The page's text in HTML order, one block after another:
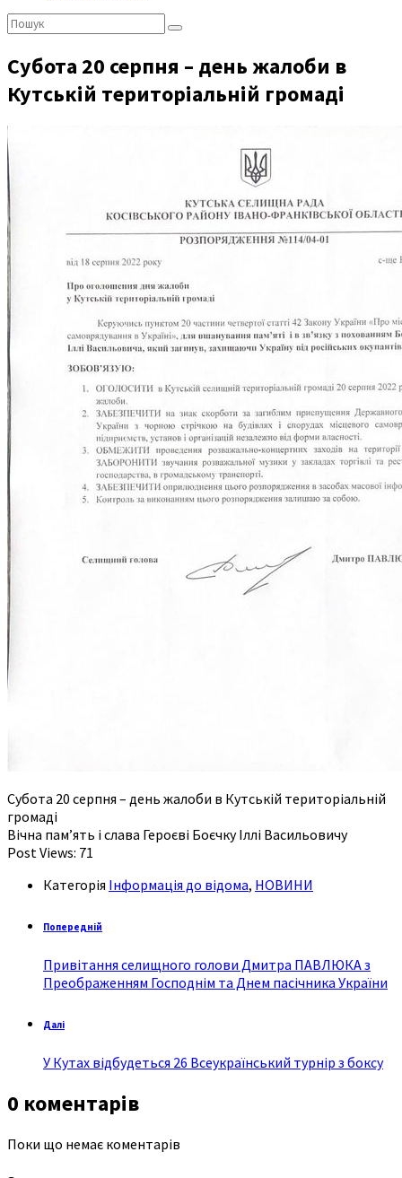
Пошук:
Субота 20 серпня – день жалоби в
Кутській територіальній громаді
Субота 20 серпня – день жалоби в Кутській територіальній
громаді
Вічна пам’ять і слава Героєві Боєчку Іллі Васильовичу
Post Views: 71
Категорія Інформація до відома, НОВИНИ
Попередній
Привітання селищного голови Дмитра ПАВЛЮКА з
Преображенням Господнім та Днем пасічника України
Далі
У Кутах відбудеться 26 Всеукраїнський турнір з боксу
0 коментарів
Поки що немає коментарів